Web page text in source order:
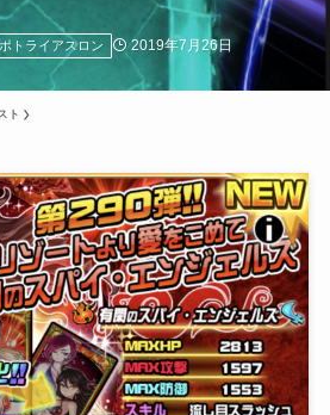
トライアスロン 2019年7月26日
ト